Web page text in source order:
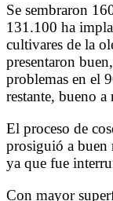
Se sembraron
131.100 ha
cultivares de la
presentaron
problemas en el
restante, bueno a
El proceso de
prosiguió a buen
ya que fue
Con mayor